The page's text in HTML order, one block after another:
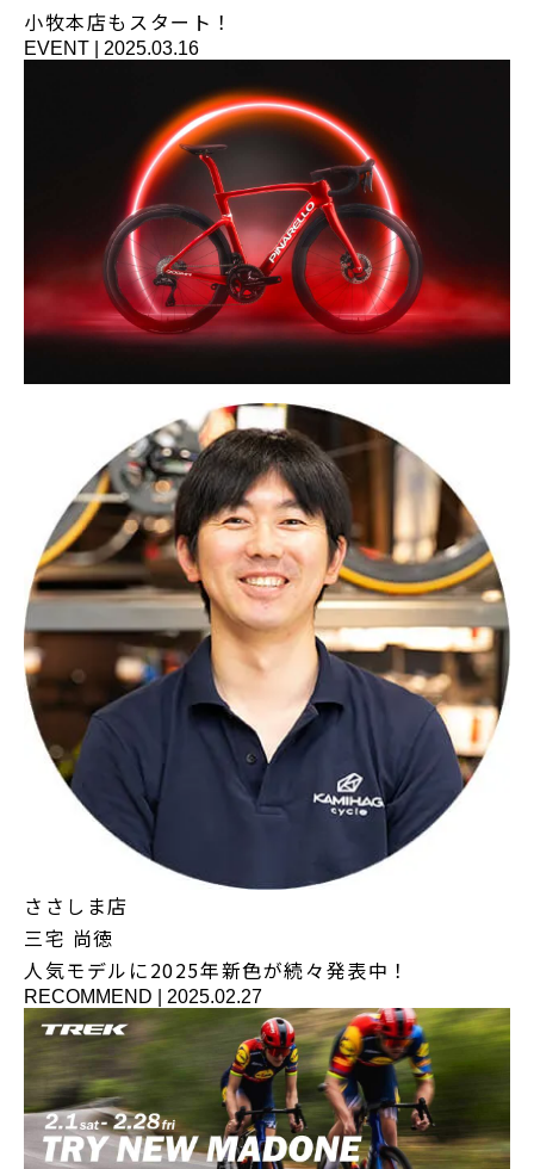
小牧本店もスタート！
EVENT 2025.03.16
ささしま店
三宅 尚徳
人気モデルに2025年新色が続々発表中！
RECOMMEND 2025.02.27